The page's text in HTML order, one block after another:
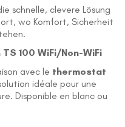
schnelle, clevere Lösung
wo Komfort, Sicherheit
100 WiFi/Non-WiFi
avec le thermostat
idéale pour une
Disponible en blanc ou